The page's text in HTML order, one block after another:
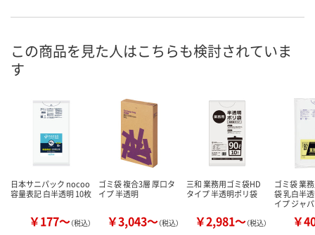
8月11日（火）
カゴへ カゴへ カ
この商品を見た人はこちらも検討されていま
す
日本サニパック nocoo
容量表記 白半透明 10枚
￥177～（税込）
ゴミ袋 複合3層 厚口タ
イプ 半透明
￥3,043～（税込）
三和 業務用ゴミ袋HD
タイプ 半透明ポリ袋
￥2,981～（税込）
ゴミ袋 業
袋 乳白半
イプ ジャ
￥